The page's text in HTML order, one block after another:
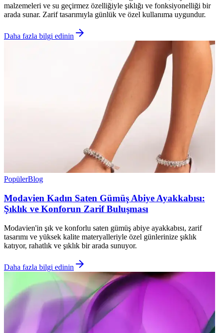
malzemeleri ve su geçirmez özelliğiyle şıklığı ve fonksiyonelliği bir
arada sunar. Zarif tasarımıyla günlük ve özel kullanıma uygundur.
Daha fazla bilgi edinin
PopülerBlog
Modavien Kadın Saten Gümüş Abiye Ayakkabısı:
Şıklık ve Konforun Zarif Buluşması
Modavien'in şık ve konforlu saten gümüş abiye ayakkabısı, zarif
tasarımı ve yüksek kalite materyalleriyle özel günlerinize şıklık
katıyor, rahatlık ve şıklık bir arada sunuyor.
Daha fazla bilgi edinin